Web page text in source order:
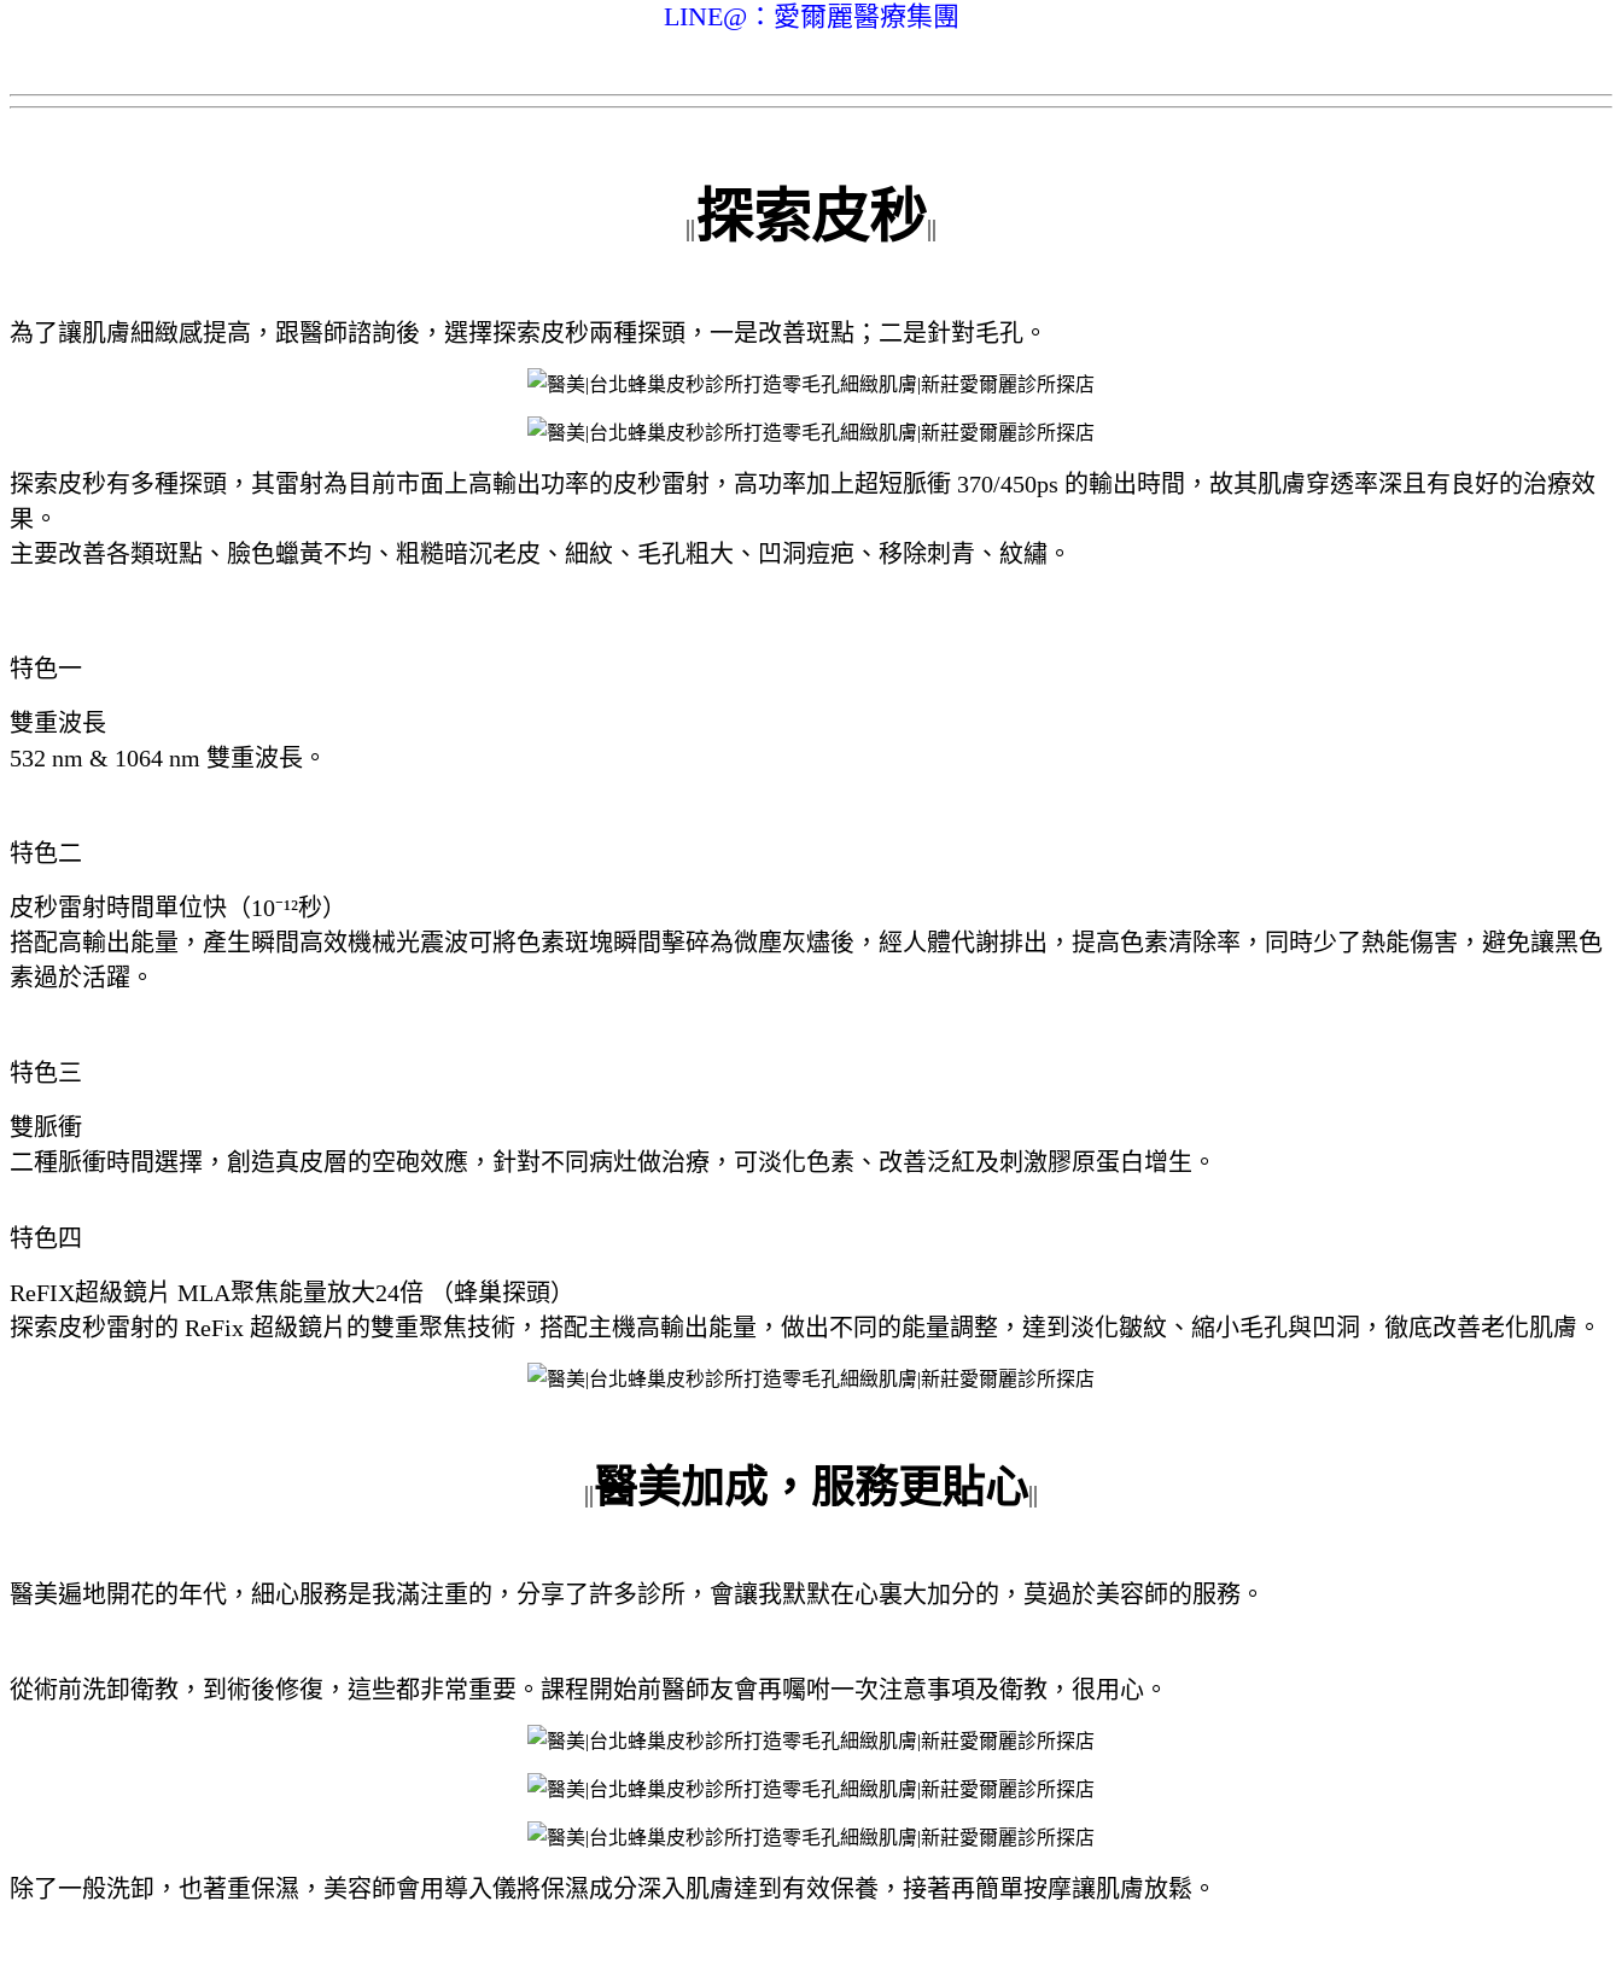
LINE@： 愛爾麗醫療集團
||探索皮秒||
為了讓肌膚細緻感提高，跟醫師諮詢後，選擇探索皮秒兩種探頭，一是改善斑點；二是針對毛孔。
探索皮秒有多種探頭，其雷射為目前市面上高輸出功率的皮秒雷射，高功率加上超短脈衝 370/450ps 的輸出時間，故其肌膚穿透率深且有良好的治療效
果。
主要改善各類斑點、臉色蠟黃不均、粗糙暗沉老皮、細紋、毛孔粗大、凹洞痘疤、移除刺青、紋繡。
特色一
雙重波長
532 nm & 1064 nm 雙重波長。
特色二
皮秒雷射時間單位快（10⁻¹²秒）
搭配高輸出能量，產生瞬間高效機械光震波可將色素斑塊瞬間擊碎為微塵灰燼後，經人體代謝排出，提高色素清除率，同時少了熱能傷害，避免讓黑色
素過於活躍。
特色三
雙脈衝
二種脈衝時間選擇，創造真皮層的空砲效應，針對不同病灶做治療，可淡化色素、改善泛紅及刺激膠原蛋白增生。
特色四
ReFIX超級鏡片 MLA聚焦能量放大24倍 （蜂巢探頭）
探索皮秒雷射的 ReFix 超級鏡片的雙重聚焦技術，搭配主機高輸出能量，做出不同的能量調整，達到淡化皺紋、縮小毛孔與凹洞，徹底改善老化肌膚。
||醫美加成，服務更貼心||
醫美遍地開花的年代，細心服務是我滿注重的，分享了許多診所，會讓我默默在心裏大加分的，莫過於美容師的服務。
從術前洗卸衛教，到術後修復，這些都非常重要。課程開始前醫師友會再囑咐一次注意事項及衛教，很用心。
除了一般洗卸，也著重保濕，美容師會用導入儀將保濕成分深入肌膚達到有效保養，接著再簡單按摩讓肌膚放鬆。